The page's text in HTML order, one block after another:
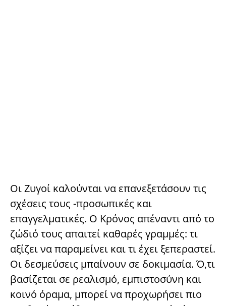
Οι Ζυγοί καλούνται να επανεξετάσουν τις
σχέσεις τους -προσωπικές και
επαγγελματικές. Ο Κρόνος απέναντι από το
ζώδιό τους απαιτεί καθαρές γραμμές: τι
αξίζει να παραμείνει και τι έχει ξεπεραστεί.
Οι δεσμεύσεις μπαίνουν σε δοκιμασία. Ό,τι
βασίζεται σε ρεαλισμό, εμπιστοσύνη και
κοινό όραμα, μπορεί να προχωρήσει πιο